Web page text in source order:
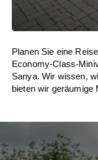
Planen Sie eine
Economy-Class-
Sanya. Wir wissen,
bieten wir geräumige